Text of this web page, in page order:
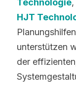
Technologie,
HJT
unterstützen
der